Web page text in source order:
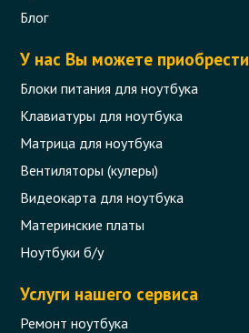
Блог
У нас Вы можете приобрести
Блоки питания для ноутбука
Клавиатуры для ноутбука
Матрица для ноутбука
Вентиляторы (кулеры)
Видеокарта для ноутбука
Материнские платы
Ноутбуки б/у
Услуги нашего сервиса
Ремонт ноутбука